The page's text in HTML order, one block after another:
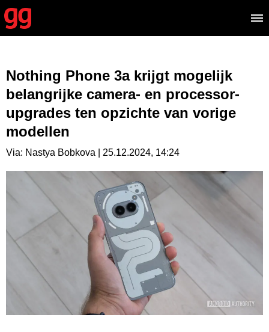
Nothing Phone 3a krijgt mogelijk
belangrijke camera- en processor-
upgrades ten opzichte van vorige
modellen
Via: Nastya Bobkova | 25.12.2024, 14:24